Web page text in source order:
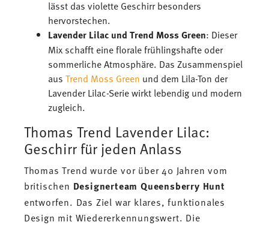
lässt das violette Geschirr besonders
hervorstechen.
Lavender Lilac und Trend Moss Green: Dieser
Mix schafft eine florale frühlingshafte oder
sommerliche Atmosphäre. Das Zusammenspiel
aus Trend Moss Green und dem Lila-Ton der
Lavender Lilac-Serie wirkt lebendig und modern
zugleich.
Thomas Trend Lavender Lilac:
Geschirr für jeden Anlass
Thomas Trend wurde vor über 40 Jahren vom
britischen Designerteam Queensberry Hunt
entworfen. Das Ziel war klares, funktionales
Design mit Wiedererkennungswert. Die